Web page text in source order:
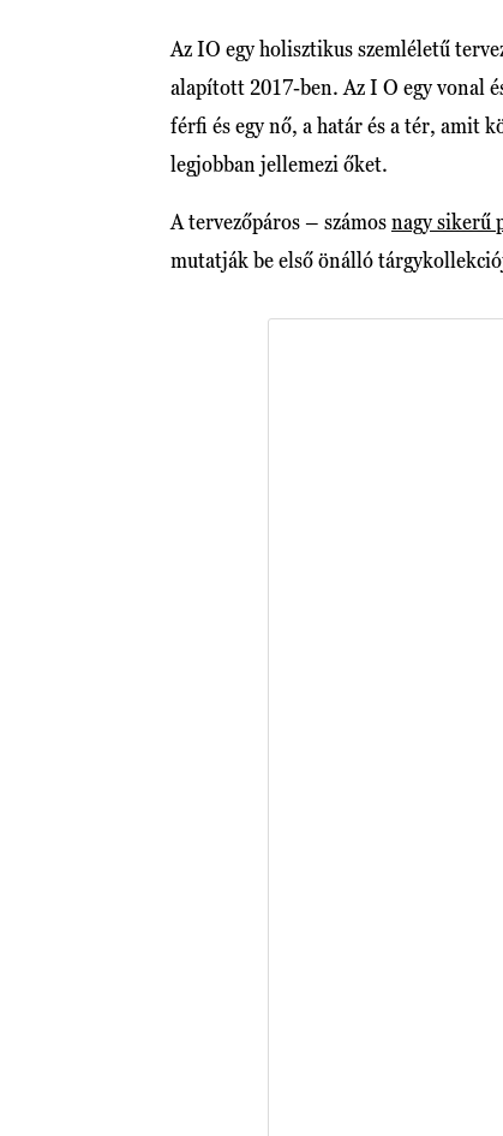
Az IO egy holisztikus szemléletű
alapított 2017-ben. Az I O egy vonal
férfi és egy nő, a határ és a tér, amit
legjobban jellemezi őket.
A tervezőpáros – számosnagy sikerű
mutatják be első önálló